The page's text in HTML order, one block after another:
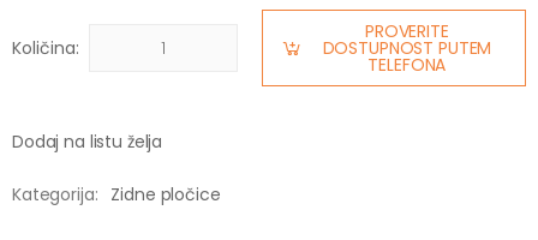
Količina:
PROVERITE
DOSTUPNOST PUTEM
TELEFONA
Dodaj na listu želja
Kategorija: Zidne pločice